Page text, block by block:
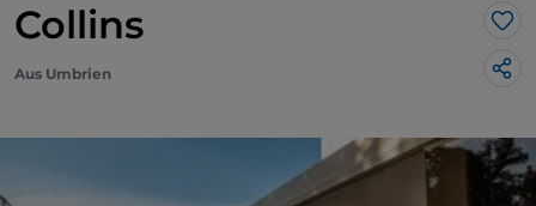
Collins
Aus Umbrien